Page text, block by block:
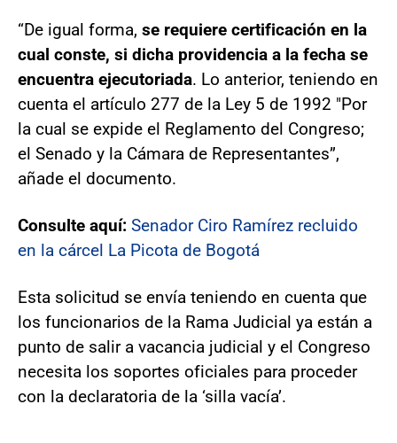
“De igual forma, se requiere certificación en la
cual conste, si dicha providencia a la fecha se
encuentra ejecutoriada. Lo anterior, teniendo en
cuenta el artículo 277 de la Ley 5 de 1992 "Por
la cual se expide el Reglamento del Congreso;
el Senado y la Cámara de Representantes”,
añade el documento.
Consulte aquí: Senador Ciro Ramírez recluido
en la cárcel La Picota de Bogotá
Esta solicitud se envía teniendo en cuenta que
los funcionarios de la Rama Judicial ya están a
punto de salir a vacancia judicial y el Congreso
necesita los soportes oficiales para proceder
con la declaratoria de la ‘silla vacía’.